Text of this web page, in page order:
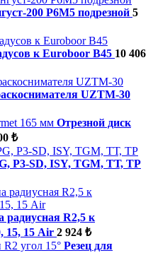
200 Р6М5 подрезной 5
к Euroboor B45 10 406
UZTM-30
Отрезной диск
₺
P3-SD, ISY, TGM, ТТ, ТР
радиусная R2,5 к
15, 15 Air 2 924 ₺
Резец для